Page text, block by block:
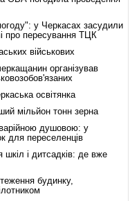
у Черкасах засудили
про пересування ТЦК
військових
організував
освітянка
мільйон тонн зерна
душовою: у
для переселенців
шкіл і дитсадків: де вже
будинку,